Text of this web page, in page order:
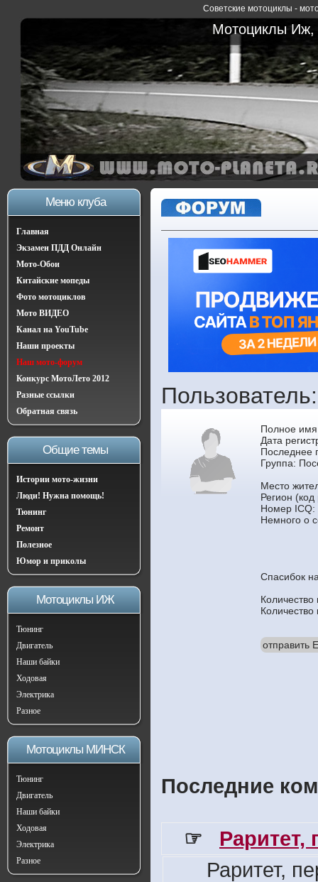
Советские мотоциклы -
Мотоциклы Иж,
Меню клуба
Главная
Экзамен ПДД Онлайн
Мото-Обои
Китайские мопеды
Фото мотоциклов
Мото ВИДЕО
Канал на YouTube
Наши проекты
Наш мото-форум
Конкурс МотоЛето 2012
Разные ссылки
Обратная связь
Общие темы
Истории мото-жизни
Люди! Нужна помощь!
Тюнинг
Ремонт
Полезное
Юмор и приколы
Мотоциклы ИЖ
Тюнинг
Двигатель
Наши байки
Ходовая
Электрика
Разное
Мотоциклы МИНСК
Тюнинг
Двигатель
Наши байки
Ходовая
Электрика
Разное
Полное
Дата
Последнее
Группа:
Место
Регион
Номер ICQ:
Немного о
Спасибок
отправить
Последние
☞
Раритет,
Раритет,